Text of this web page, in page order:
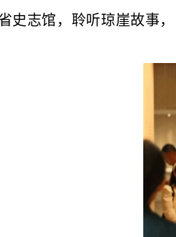
史志馆，聆听琼崖故事